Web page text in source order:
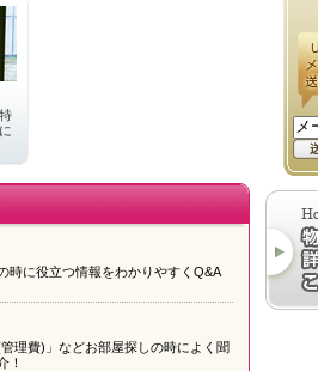
時に役立つ情報をわかりやすくQ&A
理費)」などお部屋探しの時によく聞
！